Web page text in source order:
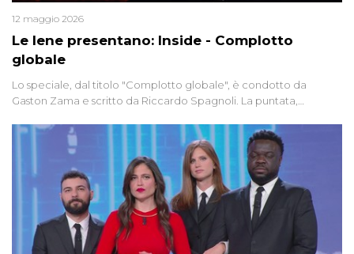
Le Iene presentano: Inside - Complotto
globale
12 maggio 2026
Lo speciale, dal titolo "Complotto globale", è condotto da
Gaston Zama e scritto da Riccardo Spagnoli. La puntata,
racconta l'universo delle narrazioni alternative, dei sospetti
globali e del complottismo che negli ultimi anni hanno invaso
social network, talk show, piazze digitali e immaginario collettivo.